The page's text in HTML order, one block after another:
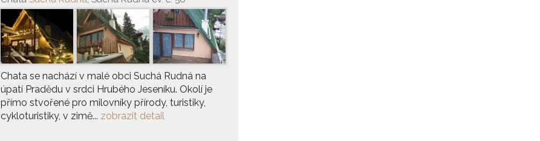
Chata se nachází v malé obci Suchá Rudná na
úpatí Pradědu v srdci Hrubého Jeseníku. Okolí je
přímo stvořené pro milovníky přírody, turistiky,
cykloturistiky, v zimě... zobrazit detail